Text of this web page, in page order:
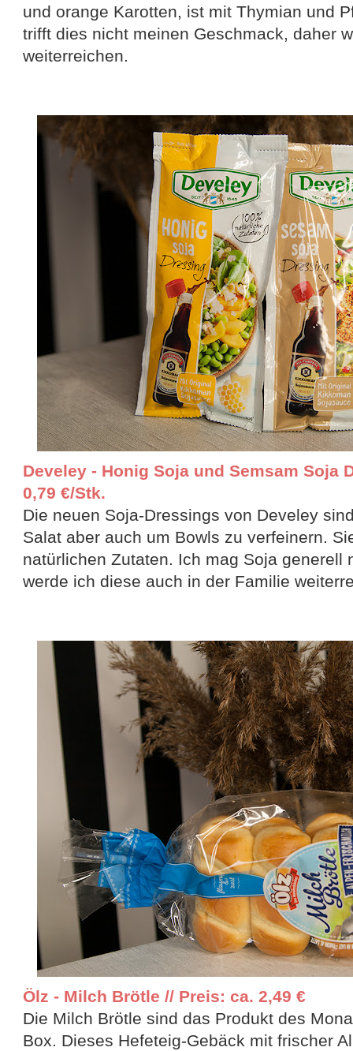
und orange Karotten, ist mit Thymian und
trifft dies nicht meinen Geschmack, daher
weiterreichen.
Develey - Honig Soja und Semsam Soja
0,79 €/Stk.
Die neuen Soja-Dressings von Develey
Salat aber auch um Bowls zu verfeinern.
natürlichen Zutaten. Ich mag Soja generell
werde ich diese auch in der Familie
Ölz - Milch Brötle // Preis: ca. 2,49 €
Die Milch Brötle sind das Produkt des
Box. Dieses Hefeteig-Gebäck mit frischer